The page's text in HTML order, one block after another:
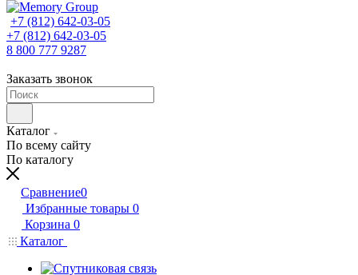
+7 (812) 642-03-05
+7 (812) 642-03-05
8 800 777 9287
Заказать звонок
Каталог
По всему сайту
По каталогу
Сравнение0
Избранные товары 0
Корзина 0
Каталог